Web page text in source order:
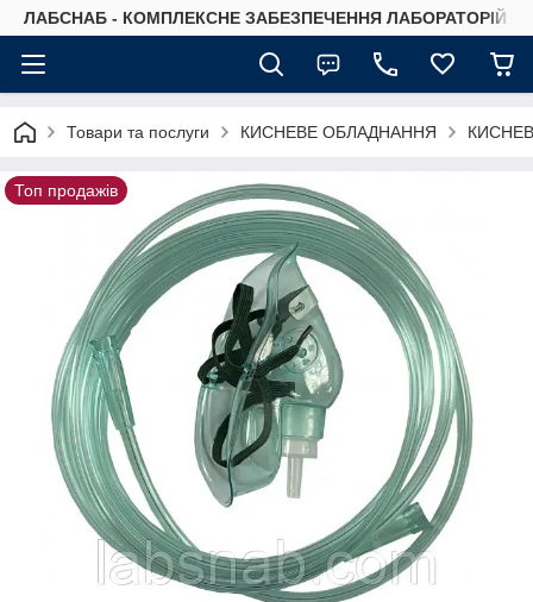
ЛАБСНАБ - КОМПЛЕКСНЕ ЗАБЕЗПЕЧЕННЯ ЛАБОРАТОРІЙ
Товари та послуги КИСНЕВЕ ОБЛАДНАННЯ
Топ продажів